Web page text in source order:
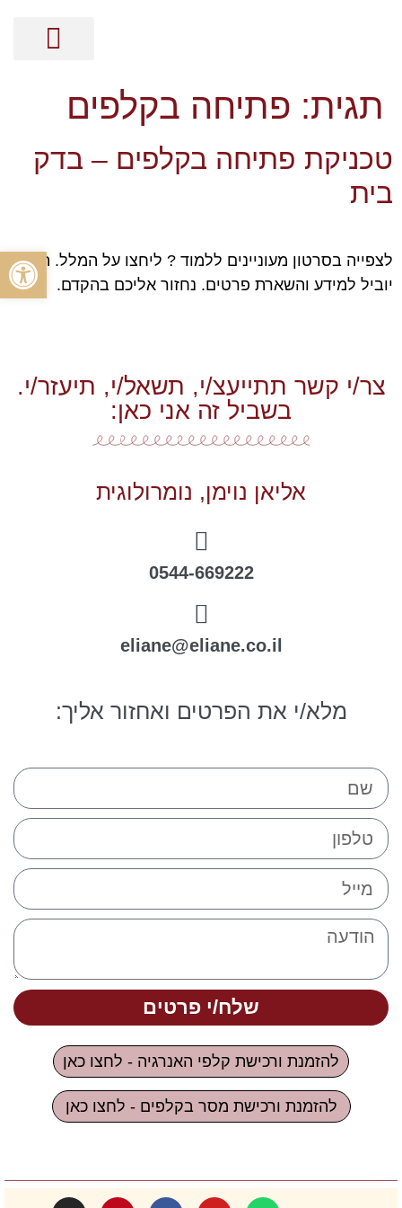
תגית: פתיחה בקלפים
טכניקת פתיחה בקלפים – בדק
בית
לצפייה בסרטון מעוניינים ללמוד ? ליחצו על המלל. הלינק
יוביל למידע והשארת פרטים. נחזור אליכם בהקדם.
צר/י קשר תתייעצ/י, תשאל/י, תיעזר/י.
בשביל זה אני כאן:
אליאן נוימן, נומרולוגית
0544-669222
eliane@eliane.co.il
מלא/י את הפרטים ואחזור אליך:
שלח/י פרטים
להזמנת ורכישת קלפי האנרגיה - לחצו כאן
להזמנת ורכישת מסר בקלפים - לחצו כאן
פתח